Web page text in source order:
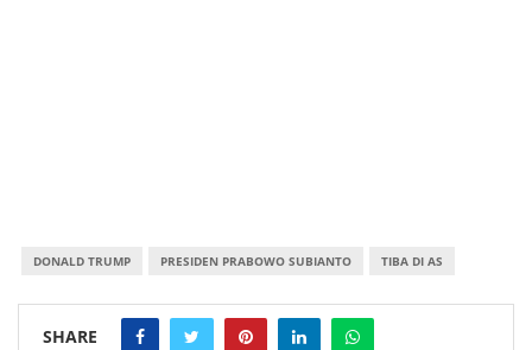
DONALD TRUMP PRESIDEN PRABOWO SUBIANTO TIBA DI AS
SHARE